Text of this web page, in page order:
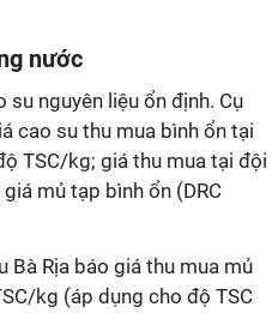
nước
nguyên liệu ổn định. Cụ
cao su thu mua bình ổn tại
TSC/kg; giá thu mua tại đội
mủ tạp bình ổn (DRC
Bà Rịa báo giá thu mua mủ
kg (áp dụng cho độ TSC